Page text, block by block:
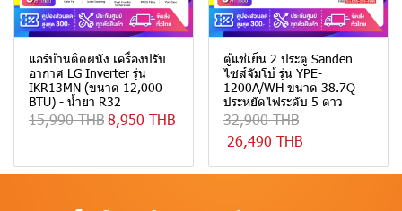
แอร์บ้านติดผนัง เครื่องปรับ
อากาศ LG Inverter รุ่น
IKR13MN (ขนาด 12,000
BTU) - น้ำยา R32
15,990 THB8,950 THB
ตู้แช่เย็น 2 ประตู Sanden
ไซส์จัมโบ้ รุ่น YPE-
1200A/WH ขนาด 38.7Q
ประหยัดไฟระดับ 5 ดาว
32,900 THB
26,490 THB